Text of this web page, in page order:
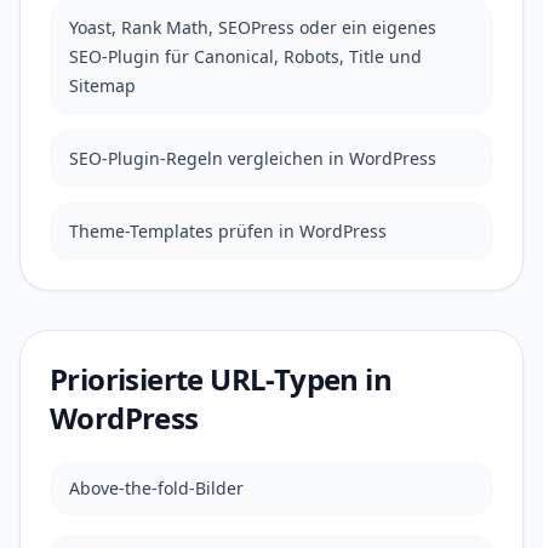
Yoast, Rank Math, SEOPress oder ein eigenes
SEO-Plugin für Canonical, Robots, Title und
Sitemap
SEO-Plugin-Regeln vergleichen in WordPress
Theme-Templates prüfen in WordPress
Priorisierte URL-Typen in
WordPress
Above-the-fold-Bilder